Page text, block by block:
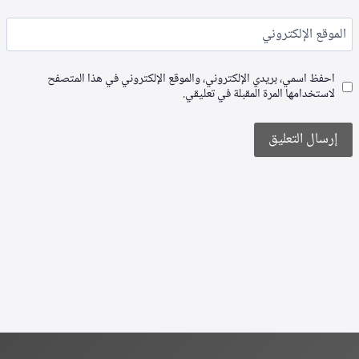
الموقع الإلكتروني
احفظ اسمي، بريدي الإلكتروني، والموقع الإلكتروني في هذا المتصفح
لاستخدامها المرة المقبلة في تعليقي.